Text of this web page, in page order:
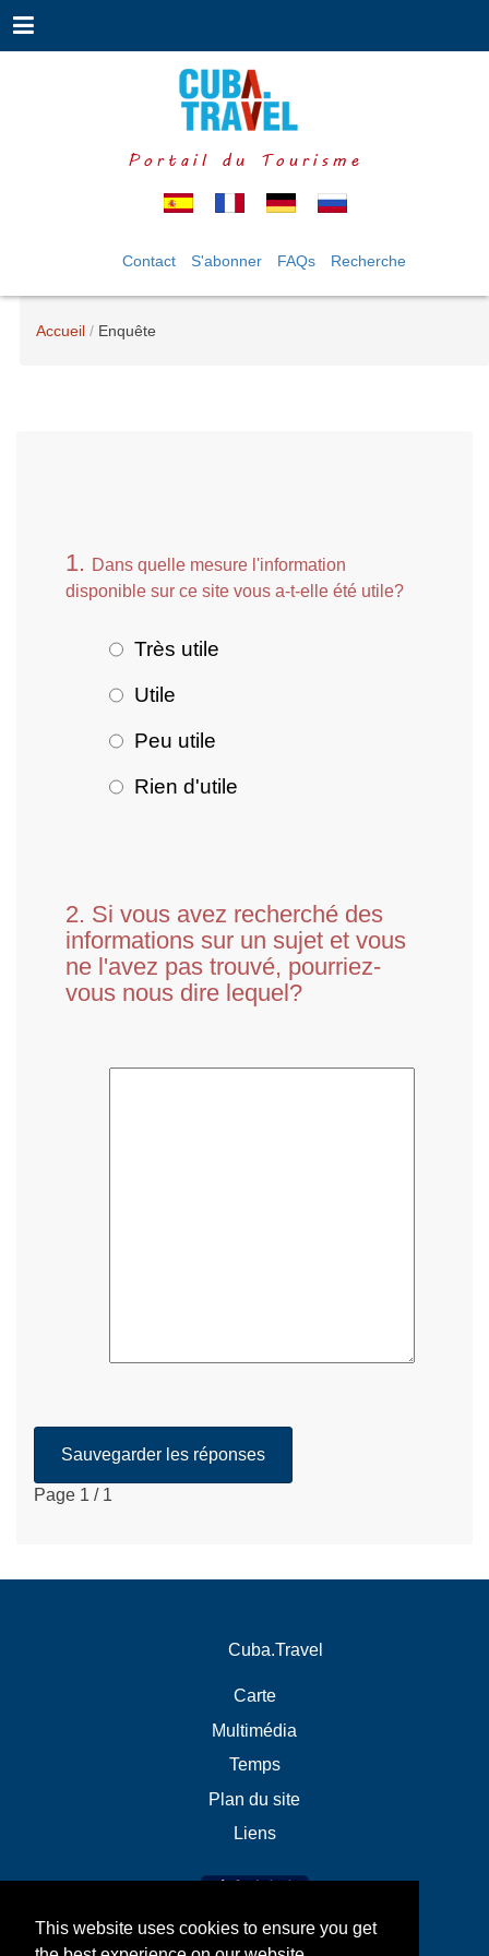
This website uses cookies to ensure you get
Portail du Tourisme
Contact S'abonner FAQs Recherche
Accueil Enquête
1. Dans quelle mesure l'information
disponible sur ce site vous a-t-elle été utile?
Très utile
Utile
Peu utile
Rien d'utile
2. Si vous avez recherché des
informations sur un sujet et vous
ne l'avez pas trouvé, pourriez-
vous nous dire lequel?
Page 1 / 1
Cuba.Travel
Carte
Multimédia
Temps
Plan du site
Liens